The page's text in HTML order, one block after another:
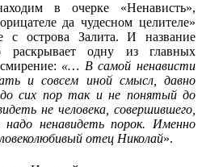
в очерке «Ненависть»,
да чудесном целителе»
с острова Залита. И название
раскрывает одну из главных
«… В самой ненависти
и совсем иной смысл, давно
сих пор так и не понятый до
не человека, совершившего,
ненавидеть порок. Именно
отец Николай».